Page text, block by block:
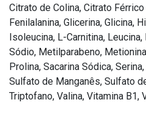
Citrato de Colina, Citrato
Fenilalanina, Glicerina, Glicina,
Isoleucina, L-Carnitina,
Sódio, Metilparabeno,
Prolina, Sacarina Sódica,
Sulfato de Manganês, Sulfato
Triptofano, Valina, Vitamina B1,